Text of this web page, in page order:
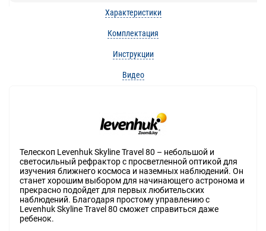
Характеристики
Комплектация
Инструкции
Видео
Телескоп Levenhuk Skyline Travel 80 – небольшой и
светосильный рефрактор с просветленной оптикой для
изучения ближнего космоса и наземных наблюдений. Он
станет хорошим выбором для начинающего астронома и
прекрасно подойдет для первых любительских
наблюдений. Благодаря простому управлению с
Levenhuk Skyline Travel 80 сможет справиться даже
ребенок.